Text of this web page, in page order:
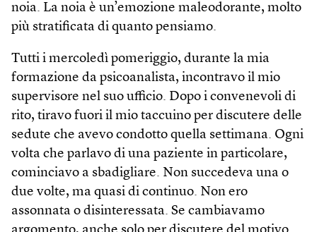
noia. La noia è un’emozione maleodorante, molto
più stratificata di quanto pensiamo.
Tutti i mercoledì pomeriggio, durante la mia
formazione da psicoanalista, incontravo il mio
supervisore nel suo ufficio. Dopo i convenevoli di
rito, tiravo fuori il mio taccuino per discutere delle
sedute che avevo condotto quella settimana. Ogni
volta che parlavo di una paziente in particolare,
cominciavo a sbadigliare. Non succedeva una o
due volte, ma quasi di continuo. Non ero
assonnata o disinteressata. Se cambiavamo